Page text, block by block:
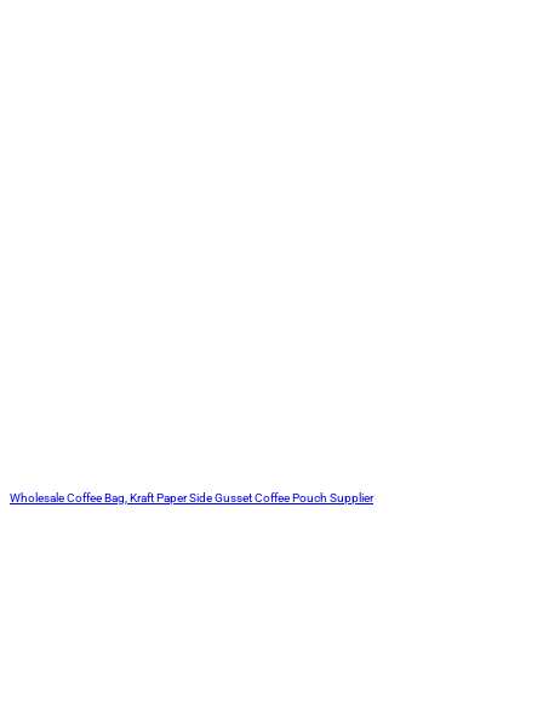
Wholesale Coffee Bag, Kraft Paper Side Gusset Coffee Pouch Supplier